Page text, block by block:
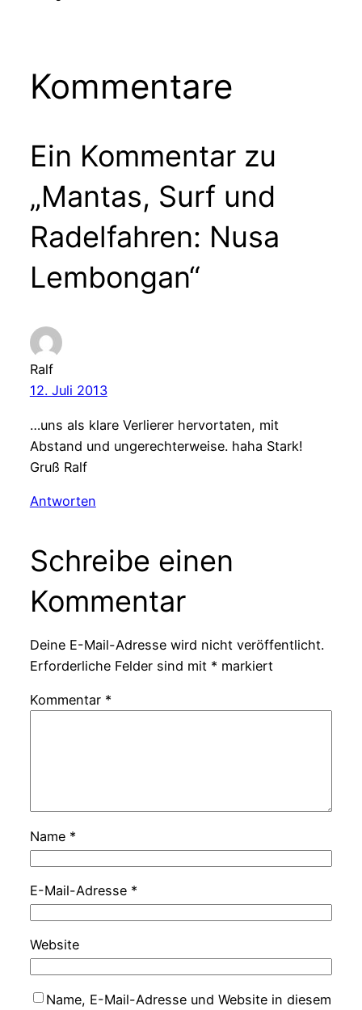
Kommentare
Ein Kommentar zu
„Mantas, Surf und
Radelfahren: Nusa
Lembongan“
Ralf
12. Juli 2013
…uns als klare Verlierer hervortaten, mit
Abstand und ungerechterweise. haha Stark!
Gruß Ralf
Antworten
Schreibe einen
Kommentar
Deine E-Mail-Adresse wird nicht veröffentlicht.
Erforderliche Felder sind mit * markiert
Kommentar *
Name *
E-Mail-Adresse *
Website
Name, E-Mail-Adresse und Website in diesem